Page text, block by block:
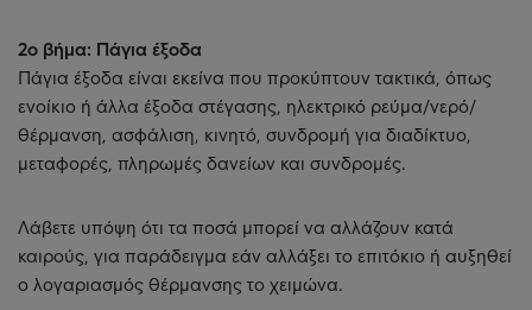
2ο βήμα: Πάγια έξοδα
Πάγια έξοδα είναι εκείνα που προκύπτουν τακτικά, όπως
ενοίκιο ή άλλα έξοδα στέγασης, ηλεκτρικό ρεύμα/νερό/
θέρμανση, ασφάλιση, κινητό, συνδρομή για διαδίκτυο,
μεταφορές, πληρωμές δανείων και συνδρομές.
Λάβετε υπόψη ότι τα ποσά μπορεί να αλλάζουν κατά
καιρούς, για παράδειγμα εάν αλλάξει το επιτόκιο ή αυξηθεί
ο λογαριασμός θέρμανσης το χειμώνα.